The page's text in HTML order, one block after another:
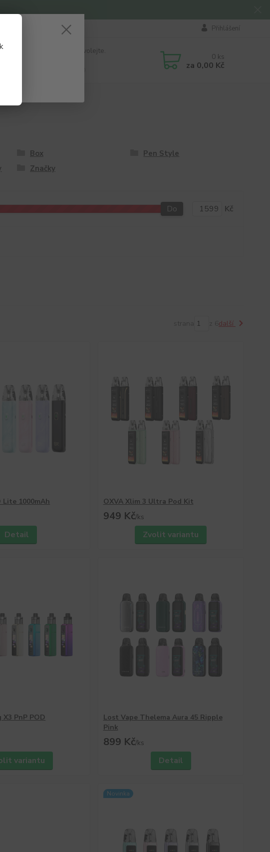
Přihlášení
Nevíte si rady? Zavolejte.
0 ks
za 0,00 Kč
Box
Pen Style
Značky
Do Kč
další
Lite 1000mAh
Detail
OXVA Xlim 3 Ultra Pod Kit
949 Kč/ks
Zvolit variantu
PnP POD
variantu
Lost Vape Thelema Aura 45 Ripple
Pink
899 Kč/ks
Detail
Novinka